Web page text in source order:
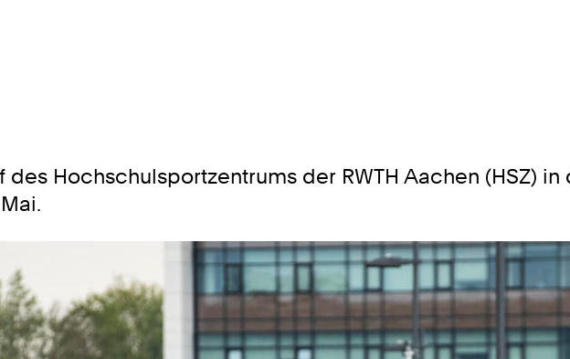
Hochschulsportzentrums der RWTH Aachen (HSZ)